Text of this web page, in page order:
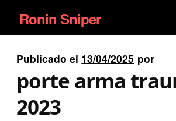
Ir
a
la
navegación
Ir
al
contenido
Ronin Sniper
Publicado el 13/04/2025 por
porte arma
2023